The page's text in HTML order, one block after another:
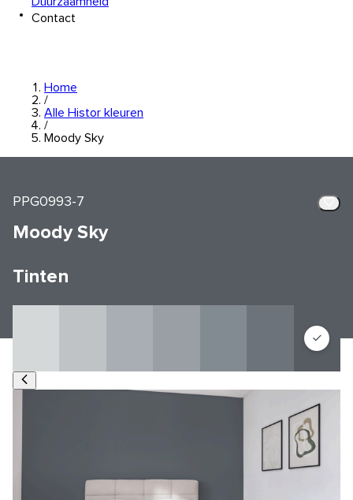
Contact
Home
/
Alle Histor kleuren
/
Moody Sky
PPG0993-7
Moody Sky
Tinten